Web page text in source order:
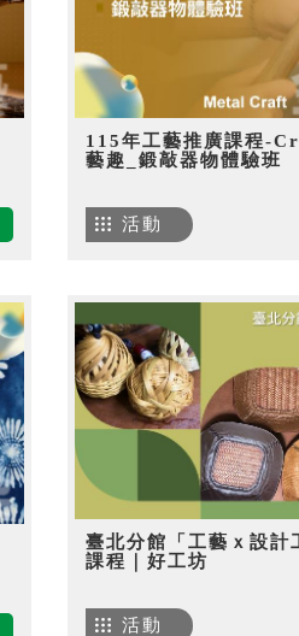
115年工藝推廣課程-
藝趣_鍛敲器物體驗班
活動
臺北分館「工藝ｘ設計
課程｜好工坊
活動